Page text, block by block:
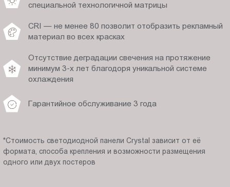
специальной технологичной матрицы
CRI — не менее 80 позволит отобразить рекламный
материал во всех красках
Отсутствие деградации свечения на протяжение
минимум 3-х лет благодоря уникальной системе
охлаждения
Гарантийное обслуживание 3 года
*Стоимость светодиодной панели Crystal зависит от её
формата, способа крепления и возможности размещения
одного или двух постеров